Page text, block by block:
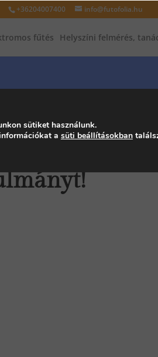
+36204007400 info@futofolia.hu
fűtés Helyszíni felmérés,
töltsd le
sütiket használunk.
a süti beállításokban